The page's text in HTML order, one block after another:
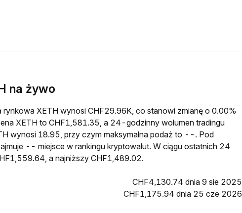
na żywo
rynkowa XETH wynosi CHF29.96K, co stanowi zmianę o 0.00%
XETH to CHF1,581.35, a 24-godzinny wolumen tradingu
wynosi 18.95, przy czym maksymalna podaż to --. Pod
-- miejsce w rankingu kryptowalut. W ciągu ostatnich 24
a najniższy CHF1,489.02.
CHF4,130.74 dnia 9 sie 2025
CHF1,175.94 dnia 25 cze 2026